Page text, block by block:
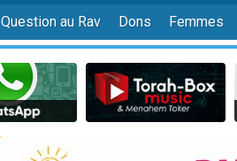
23 personnes
Eva vient de donner son
4 personnes viennent
3 personnes viennent
3 personnes
Question au Rav Dons Femmes